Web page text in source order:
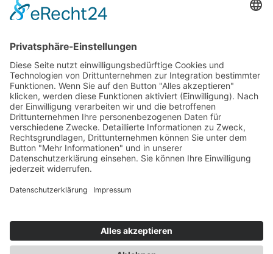
SERVICE
PROJEKTANFRAGE
ANSPRECHPARTNER
GERMANY
AGB